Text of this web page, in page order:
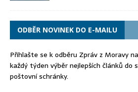
ODBĚR NOVINEK DO E-MAILU
Přihlašte se k odběru Zpráv z Moravy
každý týden výběr nejlepších článků do
poštovní schránky.